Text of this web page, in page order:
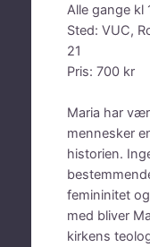
Alle gange kl
Sted: VUC,
21
Pris: 700 kr
Maria har
mennesker
historien.
femininitet
med bliver
kirkens